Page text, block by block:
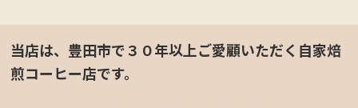
当店は、豊田市で３０年以上ご愛顧いただく自家焙
煎コーヒー店です。